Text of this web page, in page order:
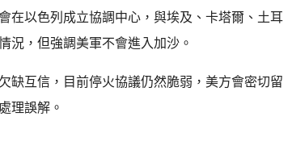
在以色列成立協調中心，與埃及、卡塔爾、土耳
況，但強調美軍不會進入加沙。
缺互信，目前停火協議仍然脆弱，美方會密切留
理誤解。